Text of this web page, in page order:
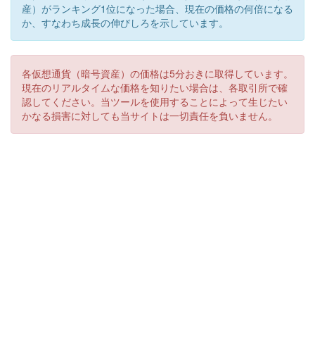
産）がランキング1位になった場合、現在の価格の何倍になる
か、すなわち成長の伸びしろを示しています。
各仮想通貨（暗号資産）の価格は5分おきに取得しています。
現在のリアルタイムな価格を知りたい場合は、各取引所で確
認してください。当ツールを使用することによって生じたい
かなる損害に対しても当サイトは一切責任を負いません。